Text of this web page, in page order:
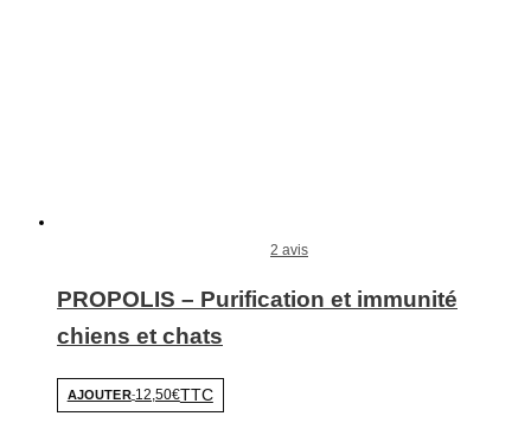
2 avis
PROPOLIS – Purification et immunité
chiens et chats
AJOUTER-12,50€TTC